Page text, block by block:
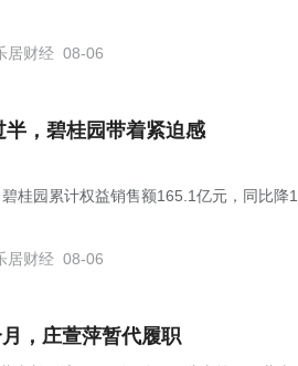
居财经 08-06
半，碧桂园带着紧迫感
桂园累计权益销售额165.1亿元，同比降
居财经 08-06
，庄萱萍暂代履职